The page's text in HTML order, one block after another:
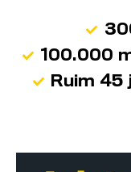
100.000
Ruim